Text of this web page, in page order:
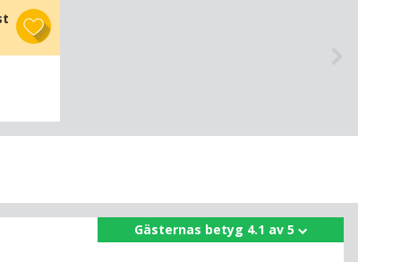
Gästernas betyg 4.1 av 5